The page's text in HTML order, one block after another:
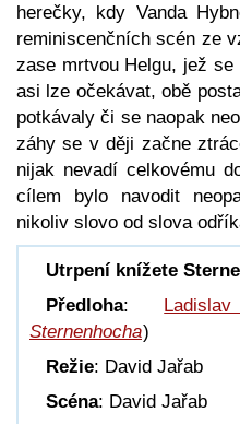
herečky, kdy Vanda
reminiscenčních scén ze
zase mrtvou Helgu, jež
asi lze očekávat, obě
potkávaly či se naopak
záhy se v ději začne
nijak nevadí celkovému
cílem bylo navodit
nikoliv slovo od slova
Utrpení knížete
Předloha:
Sternenhocha)
Režie: David Jařab
Scéna: David Jařab